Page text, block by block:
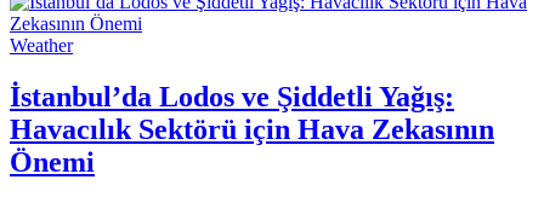
Weather
İstanbul’da Lodos ve Şiddetli Yağış:
Havacılık Sektörü için Hava Zekasının
Önemi